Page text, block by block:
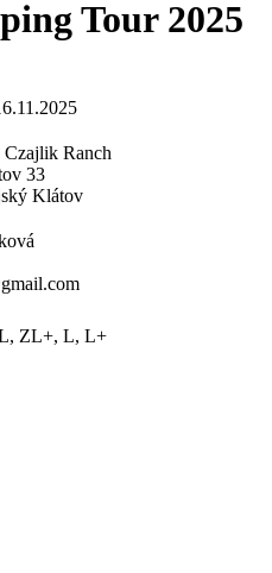
Tour 2025
Czajlik Ranch
33
Klátov
ZL+, L, L+